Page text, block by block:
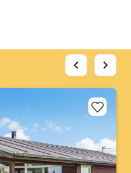
chevron_left chevron_right